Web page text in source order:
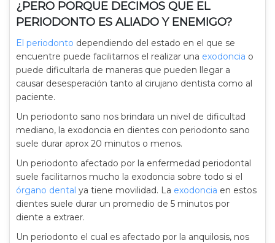
¿PERO PORQUE DECIMOS QUE EL
PERIODONTO ES ALIADO Y ENEMIGO?
El periodonto dependiendo del estado en el que se
encuentre puede facilitarnos el realizar una exodoncia o
puede dificultarla de maneras que pueden llegar a
causar desesperación tanto al cirujano dentista como al
paciente.
Un periodonto sano nos brindara un nivel de dificultad
mediano, la exodoncia en dientes con periodonto sano
suele durar aprox 20 minutos o menos.
Un periodonto afectado por la enfermedad periodontal
suele facilitarnos mucho la exodoncia sobre todo si el
órgano dental ya tiene movilidad. La exodoncia en estos
dientes suele durar un promedio de 5 minutos por
diente a extraer.
Un periodonto el cual es afectado por la anquilosis, nos